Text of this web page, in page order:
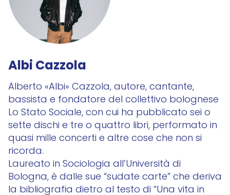
Albi Cazzola
Alberto «Albi» Cazzola, autore, cantante,
bassista e fondatore del collettivo bolognese
Lo Stato Sociale, con cui ha pubblicato sei o
sette dischi e tre o quattro libri, performato in
quasi mille concerti e altre cose che non si
ricorda.
Laureato in Sociologia all’Università di
Bologna, è dalle sue “sudate carte” che deriva
la bibliografia dietro al testo di “Una vita in